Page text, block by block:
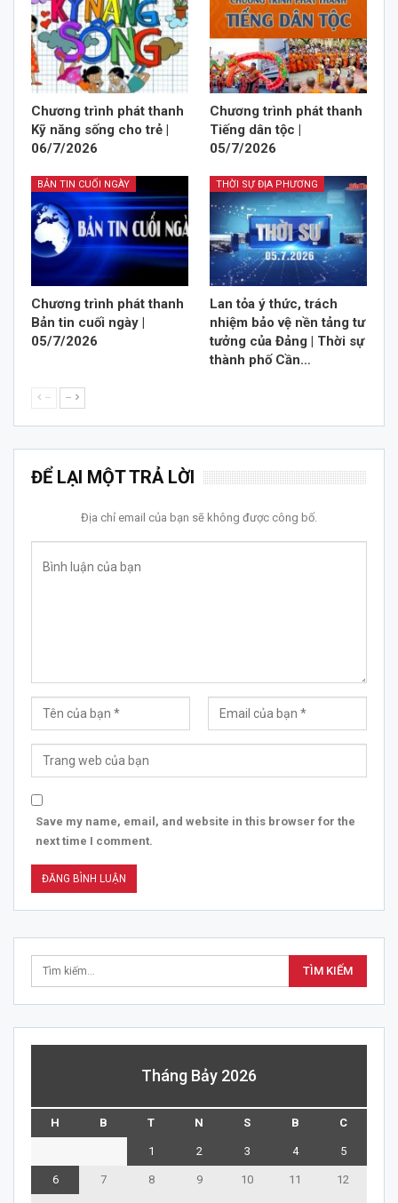
Chương trình phát thanh
Kỹ năng sống cho trẻ |
06/7/2026
Chương trình phát thanh
Tiếng dân tộc |
05/7/2026
BẢN TIN CUỐI NGÀY
Chương trình phát thanh
Bản tin cuối ngày |
05/7/2026
THỜI SỰ ĐỊA PHƯƠNG
Lan tỏa ý thức, trách
nhiệm bảo vệ nền tảng tư
tưởng của Đảng | Thời sự
thành phố Cần…
-- --
ĐỂ LẠI MỘT TRẢ LỜI
Địa chỉ email của bạn sẽ không được công bố.
Save my name, email, and website in this browser for the
next time I comment.
Tháng Bảy 2026
H B T N S B C
1 2 3 4 5
6 7 8 9 10 11 12